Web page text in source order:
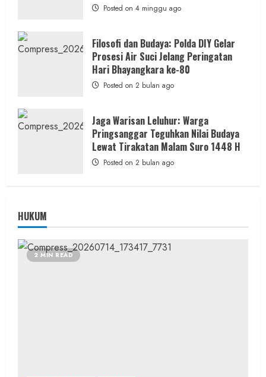
Posted on 4 minggu ago
Filosofi dan Budaya: Polda DIY Gelar
Prosesi Air Suci Jelang Peringatan
Hari Bhayangkara ke-80
Posted on 2 bulan ago
Jaga Warisan Leluhur: Warga
Pringsanggar Teguhkan Nilai Budaya
Lewat Tirakatan Malam Suro 1448 H
Posted on 2 bulan ago
HUKUM
2 MIN READ